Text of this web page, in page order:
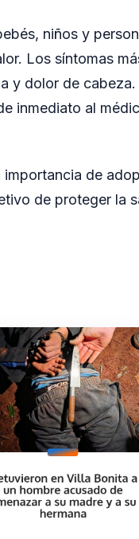
niños y
Los síntomas
y dolor de
inmediato al
de
de proteger la